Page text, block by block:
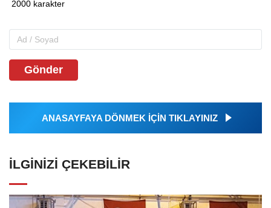
Gönder
ANASAYFAYA DÖNMEK İÇİN TIKLAYINIZ
İLGINIZI ÇEKEBILIR